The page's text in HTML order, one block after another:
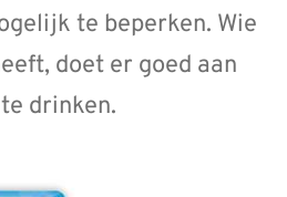
te beperken. Wie
doet er goed aan
drinken.